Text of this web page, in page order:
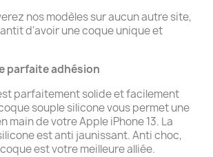
nos modèles sur aucun autre site,
d'avoir une coque unique et
parfaite adhésion
parfaitement solide et facilement
souple silicone vous permet une
main de votre Apple iPhone 13. La
est anti jaunissant. Anti choc,
est votre meilleure alliée.